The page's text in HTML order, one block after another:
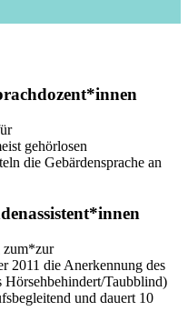
gehörlosen
die Gebärdensprache an
zum*zur
2011 die Anerkennung des
Hörsehbehindert/Taubblind)
und dauert 10